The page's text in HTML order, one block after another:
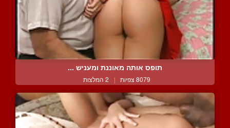
תופס אותה מאוננת ומעניש ...
8079 צפיות | 2 המלצות